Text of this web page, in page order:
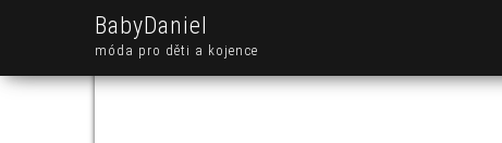
BabyDaniel
móda pro děti a kojence